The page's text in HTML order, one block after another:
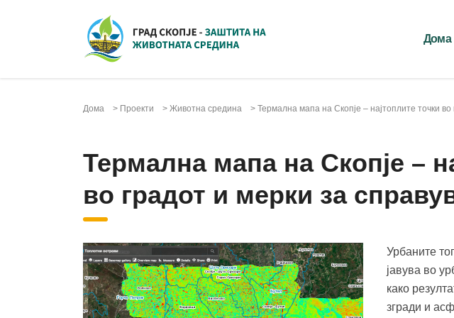
Дома
Дома > Проекти > Животна средина > Термална мапа на Скопје – најтоплите точки
Термална мапа на Скопје –
во градот и мерки за
Урбаните
јавува во
како
згради и